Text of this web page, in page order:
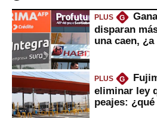
PLUS G
disparan
una caen,
PLUS G
eliminar ley
peajes: